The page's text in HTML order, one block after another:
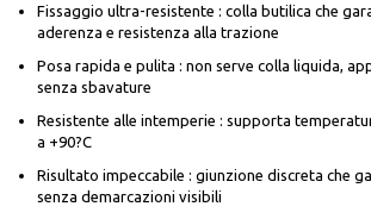
Fissaggio ultra-resistente : colla butilica che
aderenza e resistenza alla trazione
Posa rapida e pulita : non serve colla liquida,
senza sbavature
Resistente alle intemperie : supporta
a +90?C
Risultato impeccabile : giunzione discreta che
senza demarcazioni visibili